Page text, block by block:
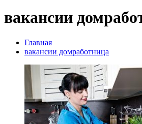
вакансии
Главная
вакансии домработница